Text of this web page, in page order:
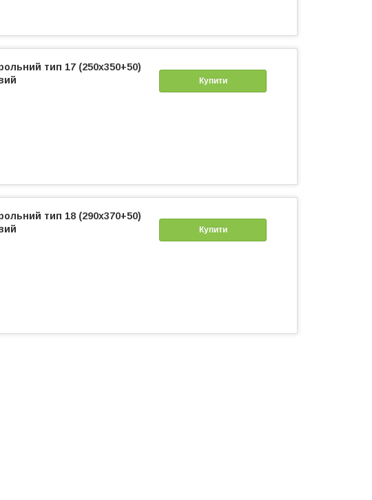
Купити
тип 17 (250х350+50)
Купити
тип 18 (290х370+50)